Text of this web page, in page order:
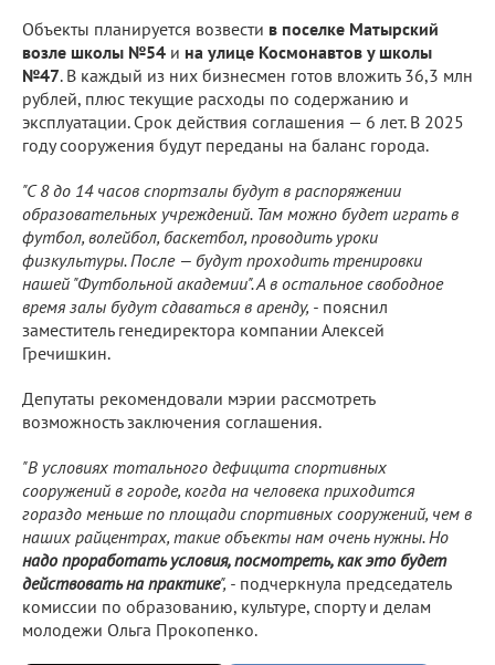
Объекты планируется возвести в поселке Матырский
возле школы №54 и на улице Космонавтов у школы
№47. В каждый из них бизнесмен готов вложить 36,3 млн
рублей, плюс текущие расходы по содержанию и
эксплуатации. Срок действия соглашения — 6 лет. В 2025
году сооружения будут переданы на баланс города.
"С 8 до 14 часов спортзалы будут в распоряжении
образовательных учреждений. Там можно будет играть в
футбол, волейбол, баскетбол, проводить уроки
физкультуры. После — будут проходить тренировки
нашей "Футбольной академии". А в остальное свободное
время залы будут сдаваться в аренду, - пояснил
заместитель генедиректора компании Алексей
Гречишкин.
Депутаты рекомендовали мэрии рассмотреть
возможность заключения соглашения.
"В условиях тотального дефицита спортивных
сооружений в городе, когда на человека приходится
гораздо меньше по площади спортивных сооружений, чем в
наших райцентрах, такие объекты нам очень нужны. Но
надо проработать условия, посмотреть, как это будет
действовать на практике", - подчеркнула председатель
комиссии по образованию, культуре, спорту и делам
молодежи Ольга Прокопенко.